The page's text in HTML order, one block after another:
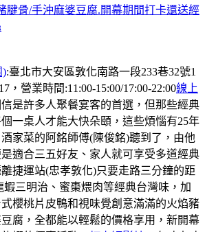
腱骨/手沖麻婆豆腐.開幕期間打卡還送經
):臺北市大安區敦化南路一段233巷32號1
，營業時間:11:00-15:00/17:00-22:00線上
是許多人聚餐宴客的首選，但那些經典
一桌人才能大快朵頤，這些煩惱有25年
家菜的阿銘師傅(陳俊銘)聽到了，由他
適合三五好友、家人就可享受多道經典
捷運站(忠孝敦化)只要走路三分鐘的距
三明治、蜜棗煨肉等經典台灣味，加
式櫻桃片皮鴨和視味覺創意滿滿的火焰豬
腐，全都能以輕鬆的價格享用，新開幕